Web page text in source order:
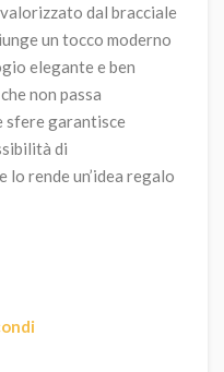
dal bracciale
un tocco moderno
elegante e ben
non passa
sfere garantisce
di
lo rende un’idea regalo